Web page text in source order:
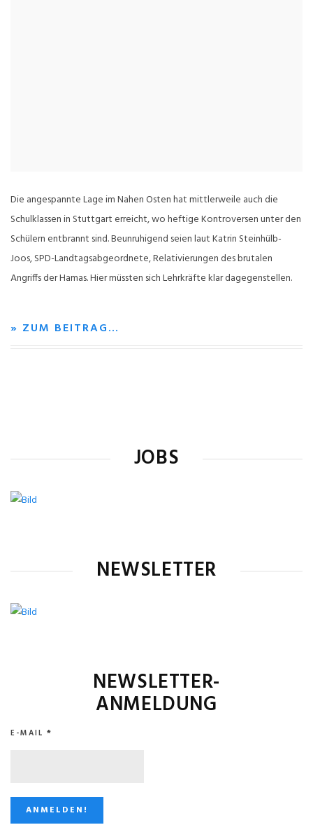
Die angespannte Lage im Nahen Osten hat mittlerweile auch die
Schulklassen in Stuttgart erreicht, wo heftige Kontroversen unter den
Schülern entbrannt sind. Beunruhigend seien laut Katrin Steinhülb-
Joos, SPD-Landtagsabgeordnete, Relativierungen des brutalen
Angriffs der Hamas. Hier müssten sich Lehrkräfte klar dagegenstellen.
» ZUM BEITRAG…
JOBS
NEWSLETTER
NEWSLETTER-
ANMELDUNG
E-MAIL *